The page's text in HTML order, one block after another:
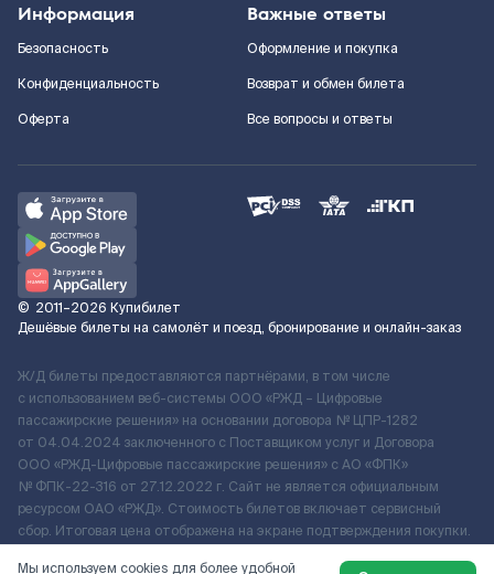
Информация
Безопасность
Конфиденциальность
Оферта
Важные ответы
Оформление и покупка
Возврат и обмен билета
Все вопросы и ответы
© 2011–2026 Купибилет
Дешёвые билеты на самолёт и поезд, бронирование и онлайн-заказ
Ж/Д билеты предоставляются партнёрами, в том числе
с использованием веб-системы ООО «РЖД – Цифровые
пассажирские решения» на основании договора № ЦПР-1282
от 04.04.2024 заключенного с Поставщиком услуг и Договора
ООО «РЖД-Цифровые пассажирские решения» c АО «ФПК»
№ ФПК-22-316 от 27.12.2022 г. Сайт не является официальным
ресурсом ОАО «РЖД». Стоимость билетов включает сервисный
сбор. Итоговая цена отображена на экране подтверждения покупки.
Мы используем cookies для более удобной